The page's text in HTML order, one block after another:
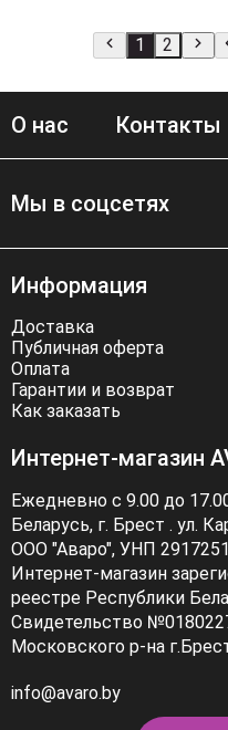
1 2
О нас Контакты
Мы в соцсетях
Информация
Доставка
Публичная оферта
Оплата
Гарантии и возврат
Как заказать
Интернет-магазин
Ежедневно с 9.00 до
Беларусь, г. Брест . ул.
ООО "Аваро", УНП
Интернет-магазин
реестре Республики
Свидетельство
Московского р-на
info@avaro.by